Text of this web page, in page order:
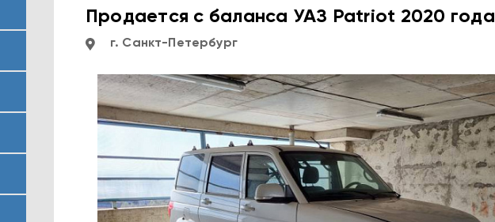
Продается с баланса УАЗ Patriot 2020 года
г. Санкт-Петербург